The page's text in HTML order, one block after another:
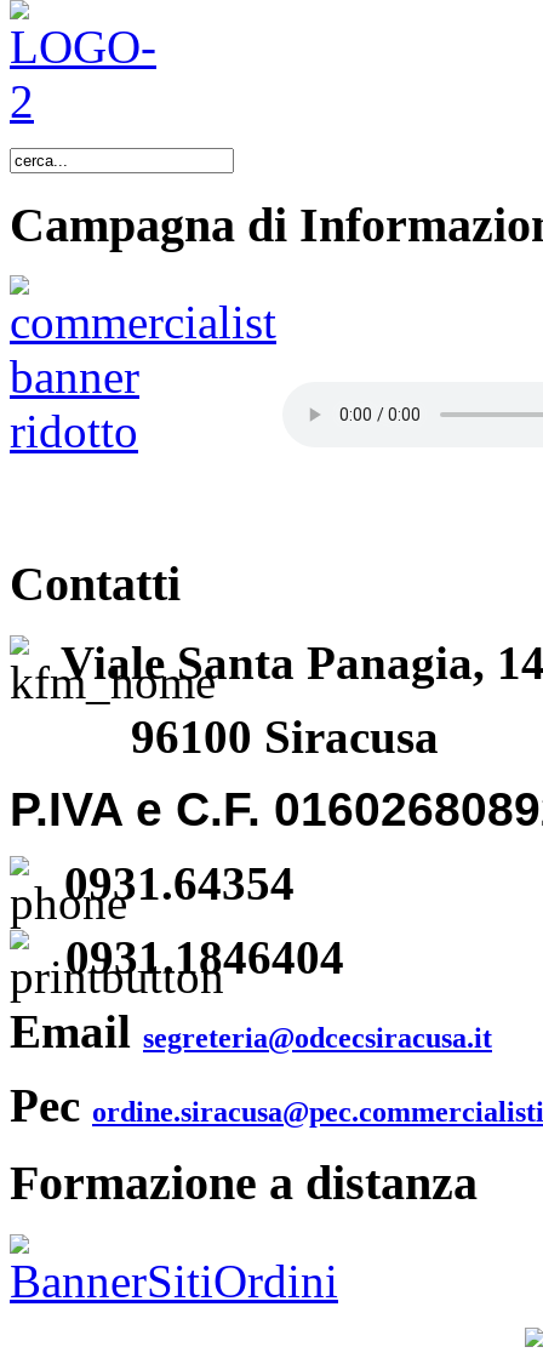
Campagna di
Contatti
Viale Santa Panagia,
96100 Siracusa
P.IVA e C.F.
0931.64354
0931.1846404
Email segreteria@odcecsiracusa.it
Pec
Formazione a distanza